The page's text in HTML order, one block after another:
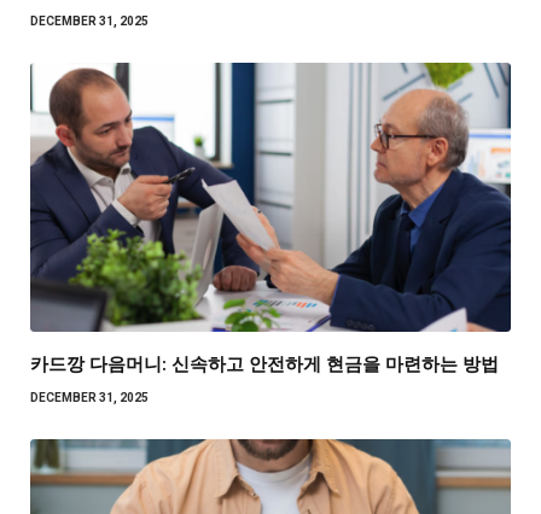
DECEMBER 31, 2025
카드깡 다음머니: 신속하고 안전하게 현금을 마련하는 방법
DECEMBER 31, 2025